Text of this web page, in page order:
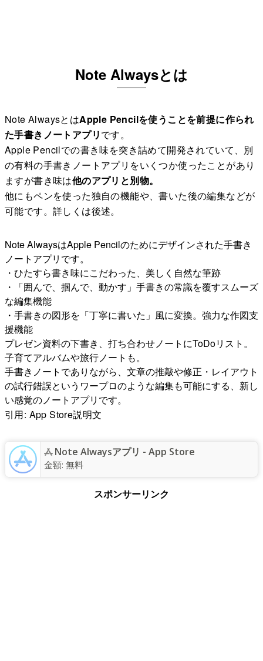
Note Alwaysとは
Note AlwaysとはApple Pencilを使うことを前提に作られ
た手書きノートアプリです。
Apple Pencilでの書き味を突き詰めて開発されていて、別
の有料の手書きノートアプリをいくつか使ったことがあり
ますが書き味は他のアプリと別物。
他にもペンを使った独自の機能や、書いた後の編集などが
可能です。詳しくは後述。
Note AlwaysはApple Pencilのためにデザインされた手書き
ノートアプリです。
・ひたすら書き味にこだわった、美しく自然な筆跡
・「囲んで、掴んで、動かす」手書きの常識を覆すスムーズ
な編集機能
・手書きの図形を「丁寧に書いた」風に変換。強力な作図支
援機能
プレゼン資料の下書き、打ち合わせノートにToDoリスト。
子育てアルバムや旅行ノートも。
手書きノートでありながら、文章の推敲や修正・レイアウト
の試行錯誤というワープロのような編集も可能にする、新し
い感覚のノートアプリです。
引用: App Store説明文
Note Alwaysアプリ - App Store
金額: 無料
スポンサーリンク